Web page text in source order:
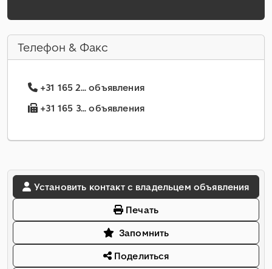
Телефон & Факс
+31 165 2... объявления
+31 165 3... объявления
Установить контакт с владельцем объявления
Печать
Запомнить
Поделиться